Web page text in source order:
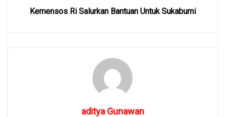
Kemensos Ri Salurkan Bantuan Untuk Sukabumi
aditya Gunawan